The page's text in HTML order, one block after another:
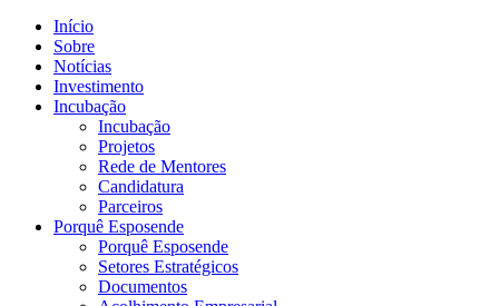
Início
Sobre
Notícias
Investimento
Incubação
Incubação
Projetos
Rede de Mentores
Candidatura
Parceiros
Porquê Esposende
Porquê Esposende
Setores Estratégicos
Documentos